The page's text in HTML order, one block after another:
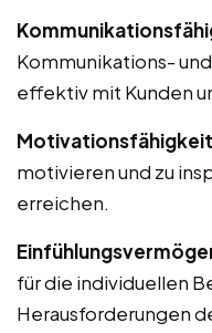
Kommunikations-
effektiv mit Kunden
Motivationsfähigkeit
motivieren und zu
erreichen.
für die individuellen
Herausforderungen